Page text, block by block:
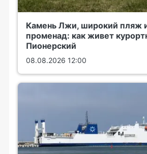
Камень Лжи, широкий пляж
променад: как живет
Пионерский
08.08.2026 12:00